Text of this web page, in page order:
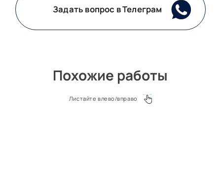
Задать вопрос в Телеграм
Похожие работы
Листайте влево/вправо